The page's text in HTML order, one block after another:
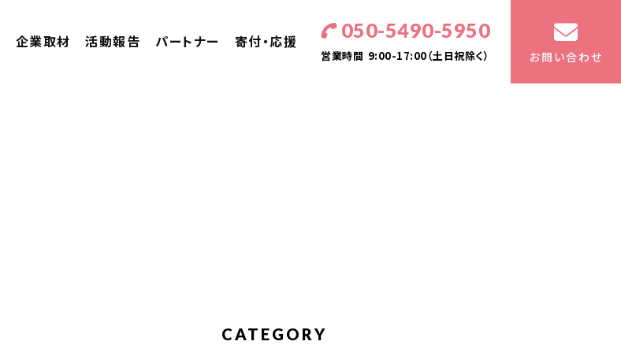
企業取材 活動報告 パートナー 寄付・応援 050-5490-5950
営業時間 9:00-17:00（土日祝除く） お問い合わせ
CATEGORY